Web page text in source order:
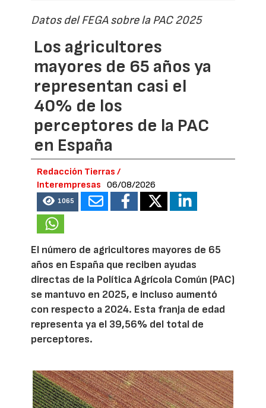
Datos del FEGA sobre la PAC 2025
Los agricultores
mayores de 65 años ya
representan casi el
40% de los
perceptores de la PAC
en España
Redacción Tierras /
Interempresas
06/08/2026
1065
El número de agricultores mayores de 65
años en España que reciben ayudas
directas de la Política Agrícola Común (PAC)
se mantuvo en 2025, e incluso aumentó
con respecto a 2024. Esta franja de edad
representa ya el 39,56% del total de
perceptores.